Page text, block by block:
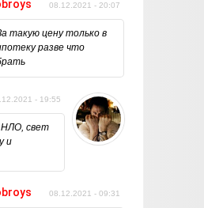
08.12.2021 - 20:07
такую цену только в
разве что
- 19:55
НЛО, свет
и
08.12.2021 - 09:31